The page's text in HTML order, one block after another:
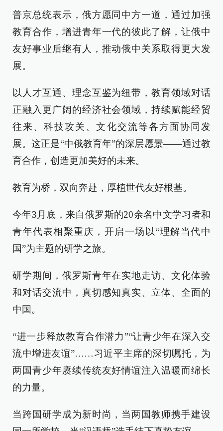
普京总统表示，俄方愿同中方一道，通过加强
教育合作，增进青年一代的彼此了解，让俄中
友好事业后继有人，推动俄中关系取得更大发
展。
以人才互通、理念互鉴为纽带，教育领域对话
正融入更广阔的经济社会领域，持续赋能经贸
往来、科技攻关、文化交流等各方面协同发
展。这正是“中俄教育年”的深层愿景——通过教
育合作，创造更加美好的未来。
教育为桥，双向奔赴，厚植世代友好根基。
今年3月底，来自俄罗斯的20余名中文学习者和
青年代表相聚重庆，开启一场以“理解当代中
国”为主题的研学之旅。
研学期间，俄罗斯青年在实地走访、文化体验
和对话交流中，真切感知真实、立体、全面的
中国。
“进一步释放教育合作潜力”“让青少年在深入交
流中增进友谊”……习近平主席的深切嘱托，为
两国青少年赓续传统友好情谊注入温暖而绵长
的力量。
当跨国研学成为新时尚，当两国教师携手建设